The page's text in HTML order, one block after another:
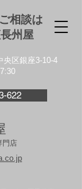
相談は
州屋
央区銀座3-10-4
622
門店